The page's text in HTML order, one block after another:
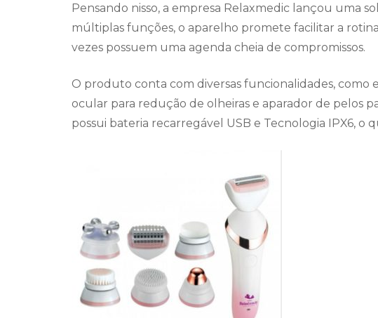
Pensando nisso, a empresa Relaxmedic lançou uma
múltiplas funções, o aparelho promete facilitar a
vezes possuem uma agenda cheia de compromissos.
O produto conta com diversas funcionalidades, como
ocular para redução de olheiras e aparador de pelos
possui bateria recarregável USB e Tecnologia IPX6, o